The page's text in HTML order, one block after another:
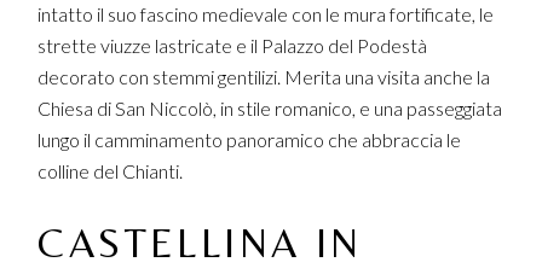
intatto il suo fascino medievale con le mura fortificate, le
strette viuzze lastricate e il Palazzo del Podestà
decorato con stemmi gentilizi. Merita una visita anche la
Chiesa di San Niccolò, in stile romanico, e una passeggiata
lungo il camminamento panoramico che abbraccia le
colline del Chianti.
CASTELLINA IN